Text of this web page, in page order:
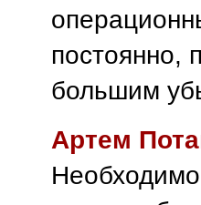
постоянно,
большим
Артем